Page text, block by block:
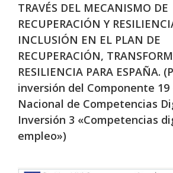
TRAVÉS DEL MECANISMO DE
RECUPERACIÓN Y
INCLUSIÓN EN EL PLAN DE
RECUPERACIÓN,
RESILIENCIA PARA ESPAÑA.
inversión del Componente 19
Nacional de Competencias
Inversión 3 «Competencias
empleo»)